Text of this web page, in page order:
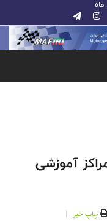
آموزشی
چاپ خبر